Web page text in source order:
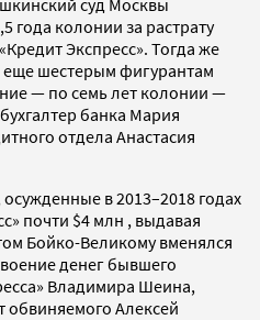
года колонии за растрату
Экспресс». Тогда же
шестерым фигурантам
— по семь лет колонии —
банка Мария
отдела Анастасия
в 2013–2018 годах
почти $4 млн , выдавая
Бойко-Великому вменялся
денег бывшего
Владимира Шеина,
обвиняемого Алексей